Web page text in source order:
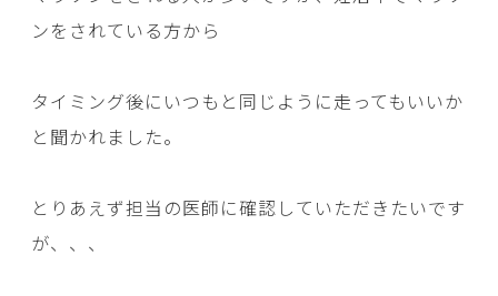
ンをされている方から
タイミング後にいつもと同じように走ってもいいか
と聞かれました。
とりあえず担当の医師に確認していただきたいです
が、、、